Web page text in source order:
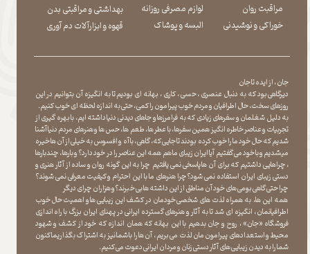
مراقبت روان
​​​​​​​خوراکی و نوشیدنی
لوازم مصرفی روزانه
​​​​​​​البسه و پوشاک
بهداشتی و مراقبتی بدن
​​​​​​​قهوه و ابزارآلات دم آوری
جان ، از ایده تا جان
دیرگاهی بود که به دنبال عنصری ، حسی ، کاری ، بهانه ای بودیم تا به انگیزه آن بتوانیم در این
روزهای سخت ، حال اطرافیان و مردم خوب پیرامون را کمی ، حتی به اندازه لحظه ای خوب کنیم.
به دلیل شغلمان و سفرهای زیادی که به فرامرزها و جاهای دیدنی دنیا داشته ایم، با بهره گیری از
تجربیات و عناصر خاطره انگیز همین سفرها ، با عطر ها ، طعم ها ، حس ها و هنرهای مردم دنیا آشنا
شدیم که حال خود ما را خوب کرده بودند تا جایی که، گاهی ، با آه و افسوس به خیلی از آن ها خیره
میشدیم و با خود می گفتیم آیا ایران زیبای ما هم همه این عناصر را در خود دارد؟ و بارها ، چندبارها
، چراهایی داشتیم که برای آن ها پاسخی نمی یافتیم چرا به این گونه روان و ساده از آثار هنری و
دستی زیبای ایران استفاده نمی شود؟چرا هنرهای ما با این احترام و کیفیت معرفی نمی شوند؟
چرا حتی گاهی بومی های خود آن مناطق از این داشته ها بی خبرند؟و هزاران چرای دیگر
​​​​​​​ همه این ها، به همراه لذت های شخصی خودمان در کشف این زیبایی ها و اهمیت حال خوب
اطرافیانمان ، انگیزه ای شد تا به آثار و هنرهای گسترده ایرانی در پهنای ایران بزرگ با راه اندازی
فروشگاه «جان» ، روح و جان بدهیم با این بهانه که همان اندازه که خود از کشف و شهود
محیط و استعدادهای پیرامون مان لذت می بریم ، آن ها را با شما نیز به اشتراک بگذاریماکنون
شما را به دیدن زیبایی های آثار دستی زنان و مردان ایرانی دعوت می کنیم.